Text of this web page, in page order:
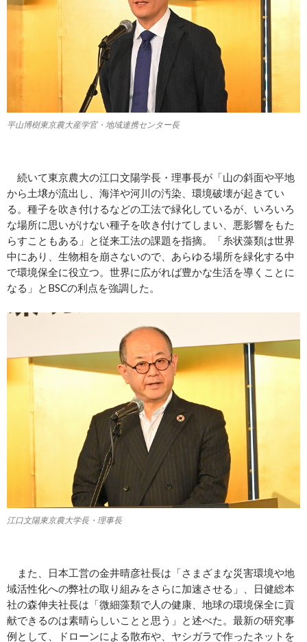
平山博樹東京農大産学官・地域連携センター長
続いて東京農大の江口文陽学長・理事長が「山の斜面や平地
から土壌が流出し、海洋や河川の汚染、環境破壊が起きてい
る。種子を吹き付けるなどの工法で緑化しているが、いろいろ
な場所に思いがけない種子を吹き付けてしまい、悪影響をもた
らすこともある」と従来工法の課題を指摘。「糸状藻類は世界
中にあり、生物相を崩さないので、あらゆる場所を緑化する中
で環境保全に役立つ。世界に広がれば豊かな生活を導くことに
なる」とBSCの利点を強調した。
江口文陽東京農大学長・理事長
また、日本工営の金井晴彦社長は「さまざまな災害環境や地
域活性化への弊社の取り組みをさらに加速させる」、日健総本
社の森伸夫社長は「微細藻類で人の健康、地球の環境保全に貢
献できるのは素晴らしいことと思う」と述べた。最新の研究事
例として、ドローンによる散布や、ヤシガラで作ったネットを